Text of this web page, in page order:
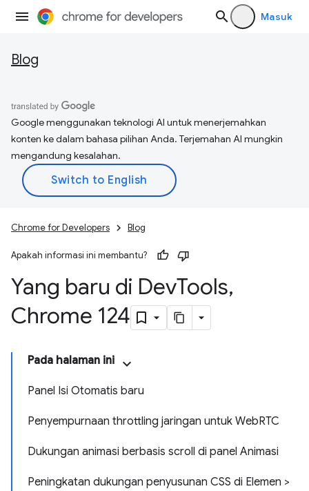
Masuk
Blog
Google menggunakan teknologi AI untuk menerjemahkan
konten ke dalam bahasa pilihan Anda. Terjemahan AI mungkin
mengandung kesalahan.
Chrome for Developers Blog
Apakah informasi ini membantu?
Yang baru di DevTools,
Chrome 124
Pada halaman ini
Panel Isi Otomatis baru
Penyempurnaan throttling jaringan untuk WebRTC
Dukungan animasi berbasis scroll di panel Animasi
Peningkatan dukungan penyusunan CSS di Elemen >